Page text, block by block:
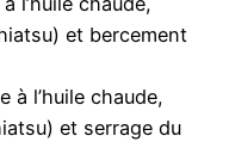
et bercement
à l’huile chaude,
et serrage du